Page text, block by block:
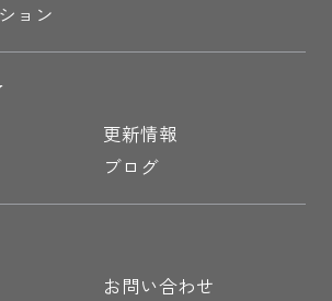
ョン
更新情報
ブログ
お問い合わせ